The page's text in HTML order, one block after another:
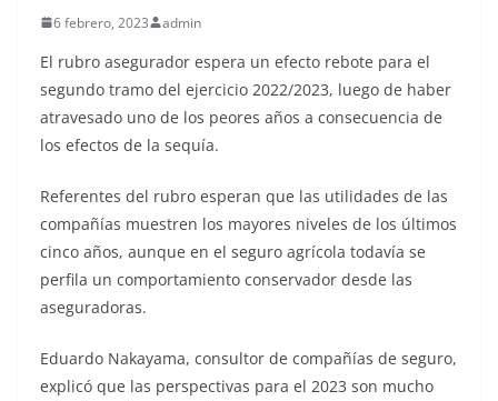
6 febrero, 2023 admin
El rubro asegurador espera un efecto rebote para el
segundo tramo del ejercicio 2022/2023, luego de haber
atravesado uno de los peores años a consecuencia de
los efectos de la sequía.
Referentes del rubro esperan que las utilidades de las
compañías muestren los mayores niveles de los últimos
cinco años, aunque en el seguro agrícola todavía se
perfila un comportamiento conservador desde las
aseguradoras.
Eduardo Nakayama, consultor de compañías de seguro,
explicó que las perspectivas para el 2023 son mucho